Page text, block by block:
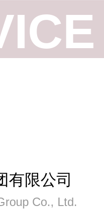
有限公司
Co., Ltd.